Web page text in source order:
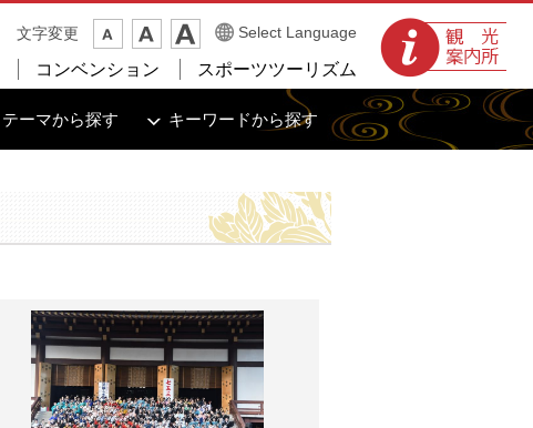
観光案内所
文字変更 Select Language
コンベンション スポーツツーリズム
テーマから探す キーワードから探す